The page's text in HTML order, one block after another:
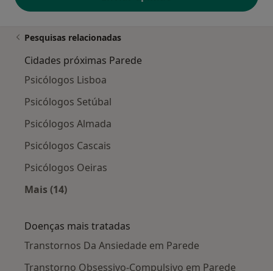
Pesquisas relacionadas
Cidades próximas Parede
Psicólogos Lisboa
Psicólogos Setúbal
Psicólogos Almada
Psicólogos Cascais
Psicólogos Oeiras
Mais (14)
Doenças mais tratadas
Transtornos Da Ansiedade em Parede
Transtorno Obsessivo-Compulsivo em Parede